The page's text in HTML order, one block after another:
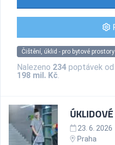
Čištění, úklid - pro bytové prostory
Nalezeno 234 poptávek
198 mil. Kč.
23. 6. 2026
Praha